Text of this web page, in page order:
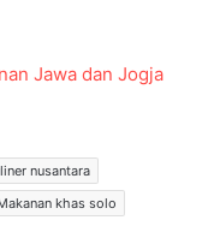
Jawa dan Jogja
nusantara
khas solo